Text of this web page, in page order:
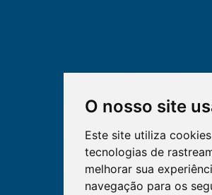
O nosso site
Este site utiliza
tecnologias de
melhorar sua
navegação para os